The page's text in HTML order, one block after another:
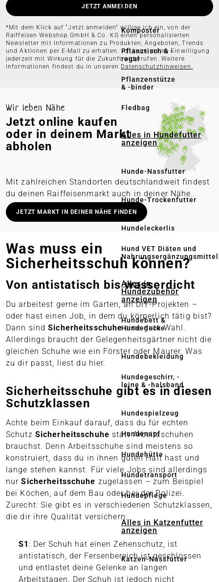
Streuwagen
Komposter
Pflanztisch & -
regal
Pflanzenstütze
& -binder
Fledbag
Alles in Hundefutter
anzeigen
Hunde-Nassfutter
Hunde-Trockenfutter
Hundeleckerlis
Hund VET Diäten und
Nahrungsergänzungsmittel
Alles in
Hundezubehör
anzeigen
Hundebett &
Hundedecke
Hundebekleidung
Hundegeschirr, -
leine & -halsband
Hundespielzeug
Hundenapf
Hundehütte
Hundetransport
Hundepflege
Alles in Katzenfutter
anzeigen
Katzen-Nassfutter
JETZT ANMELDEN
*Mit dem Klick auf “Jetzt anmelden” willige ich ein, von der
Raiffeisen Webshop GmbH & Co. KG einen personalisierten
Newsletter mit Informationen zu Produkten, Angeboten, Trends
und Aktionen per E-Mail zu erhalten. Ich kann meine Einwilligung
jederzeit mit Wirkung für die Zukunft widerrufen. Weitere
Informationen findest du in unseren Datenschutzhinweisen.
Wir leben Nähe
Jetzt online kaufen
oder in deinem Markt
abholen
Mit zahlreichen Standorten deutschlandweit findest
du deinen Raiffeisenmarkt auch in deiner Nähe.
Deutschlandweit stationäre Märkte
Lieferung in deinen Wunschmarkt
Persönliche Beratung vor Ort
Online bestellen – regional abholen
JETZT MARKT IN DEINER NÄHE FINDEN
Was muss ein
Sicherheitsschuh können?
Von antistatisch bis wasserdicht
Du arbeitest gerne im Garten, an DIY-Projekten –
oder hast einen Job, in dem du körperlich tätig bist?
Dann sindSicherheitsschuheeine gute Wahl.
Allerdings braucht der Gelegenheitsgärtner nicht die
gleichen Schuhe wie ein Förster oder Maurer. Was
zu dir passt, liest du hier.
Sicherheitsschuhe gibt es in diesen
Schutzklassen
Achte beim Einkauf darauf, dass du für echten
Schutz Sicherheitsschuhe statt Arbeitsschuhen
brauchst. Denn Arbeitsschuhe sind meistens so
konstruiert, dass du in ihnen guten Halt hast und
lange stehen kannst. Für viele Jobs sind allerdings
nurSicherheitsschuhe zugelassen – zum Beispiel
bei Köchen, auf dem Bau oder bei der Polizei.
Zurecht: Sie gibt es in verschiedenen Schutzklassen,
die dir ihre Qualität versichern:
S1 : Der Schuh hat einen Zehenschutz, ist
antistatisch, der Fersenbereich ist geschlossen
und entlastet deine Gelenke an langen
Arbeitstagen. Der Schuh ist jedoch nicht